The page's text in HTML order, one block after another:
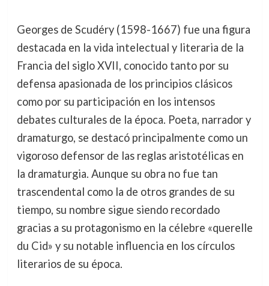
Georges de Scudéry (1598-1667) fue una figura
destacada en la vida intelectual y literaria de la
Francia del siglo XVII, conocido tanto por su
defensa apasionada de los principios clásicos
como por su participación en los intensos
debates culturales de la época. Poeta, narrador y
dramaturgo, se destacó principalmente como un
vigoroso defensor de las reglas aristotélicas en
la dramaturgia. Aunque su obra no fue tan
trascendental como la de otros grandes de su
tiempo, su nombre sigue siendo recordado
gracias a su protagonismo en la célebre «querelle
du Cid» y su notable influencia en los círculos
literarios de su época.